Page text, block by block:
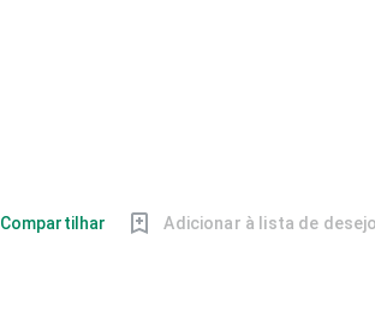
Compartilhar Adicionar à lista de